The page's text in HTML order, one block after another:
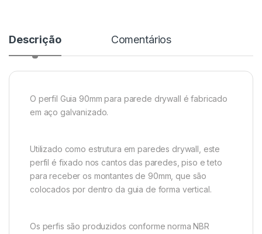
Descrição Comentários
O perfil Guia 90mm para parede drywall é fabricado
em aço galvanizado.
Utilizado como estrutura em paredes drywall, este
perfil é fixado nos cantos das paredes, piso e teto
para receber os montantes de 90mm, que são
colocados por dentro da guia de forma vertical.
Os perfis são produzidos conforme norma NBR